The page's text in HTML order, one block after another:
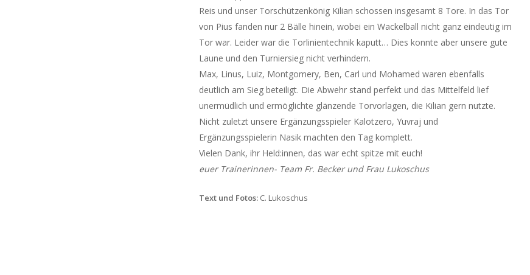
Reis und unser Torschützenkönig Kilian schossen insgesamt 8 Tore. In das Tor
von Pius fanden nur 2 Bälle hinein, wobei ein Wackelball nicht ganz eindeutig im
Tor war. Leider war die Torlinientechnik kaputt… Dies konnte aber unsere gute
Laune und den Turniersieg nicht verhindern.
Max, Linus, Luiz, Montgomery, Ben, Carl und Mohamed waren ebenfalls
deutlich am Sieg beteiligt. Die Abwehr stand perfekt und das Mittelfeld lief
unermüdlich und ermöglichte glänzende Torvorlagen, die Kilian gern nutzte.
Nicht zuletzt unsere Ergänzungsspieler Kalotzero, Yuvraj und
Ergänzungsspielerin Nasik machten den Tag komplett.
Vielen Dank, ihr Held:innen, das war echt spitze mit euch!
euer Trainerinnen- Team Fr. Becker und Frau Lukoschus
Text und Fotos: C. Lukoschus